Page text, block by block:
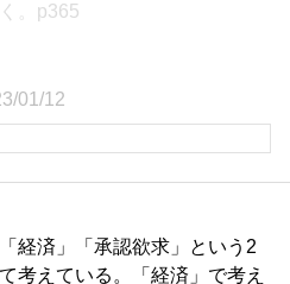
。p365
01/12
経済」「承認欲求」という2
考えている。「経済」で考え